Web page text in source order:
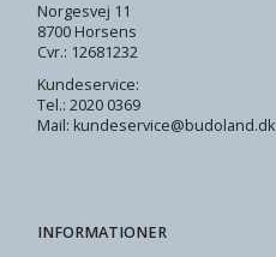
Norgesvej 11
8700 Horsens
Cvr.: 12681232
Kundeservice:
Tel.: 2020 0369
Mail: kundeservice@budoland.dk
INFORMATIONER